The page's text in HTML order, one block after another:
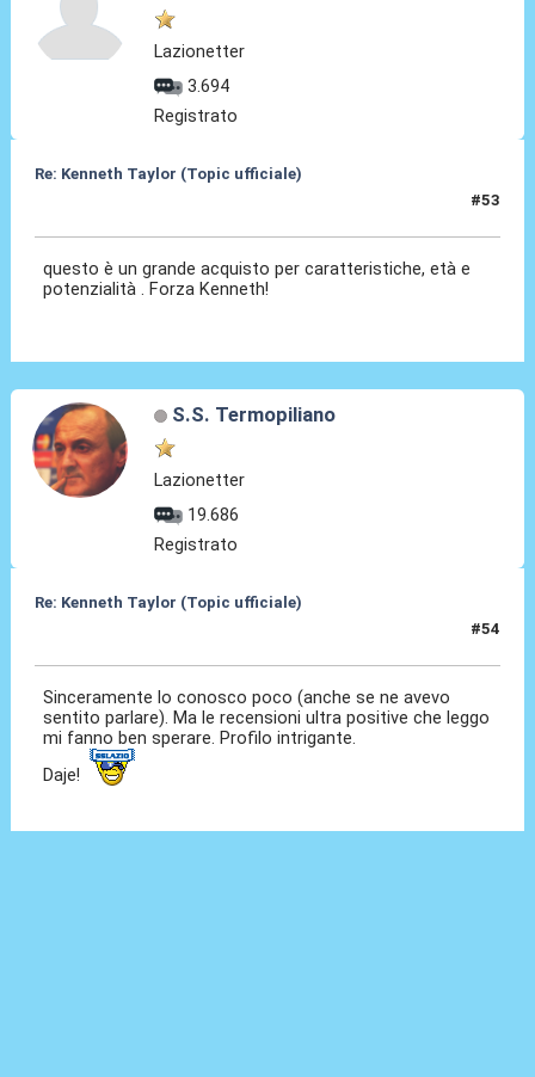
Lazionetter
3.694
Registrato
Re: Kenneth Taylor (Topic ufficiale)
#53
questo è un grande acquisto per caratteristiche, età e
potenzialità . Forza Kenneth!
S.S. Termopiliano
Lazionetter
19.686
Registrato
Re: Kenneth Taylor (Topic ufficiale)
#54
Sinceramente lo conosco poco (anche se ne avevo
sentito parlare). Ma le recensioni ultra positive che leggo
mi fanno ben sperare. Profilo intrigante.
Daje!